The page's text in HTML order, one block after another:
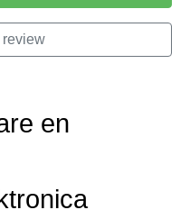
review
en